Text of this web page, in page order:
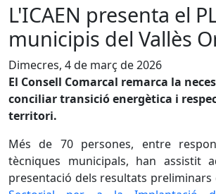
L'ICAEN presenta el
municipis del Vallès
Dimecres, 4 de març de 2026
El Consell Comarcal remarca la
conciliar transició energètica i
territori.
Més de 70 persones, entre
tècniques municipals, han assistit
presentació dels resultats preliminars